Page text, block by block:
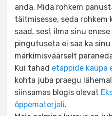
anda. Mida rohkem
täitmisesse, seda rohkem
saad, sest ilma sinu
pingutuseta ei saa ka sinu
märkimisväärselt
Kui tahad etappide kaupa
kohta juba praegu
siinsamas blogis olevat
õppematerjali.